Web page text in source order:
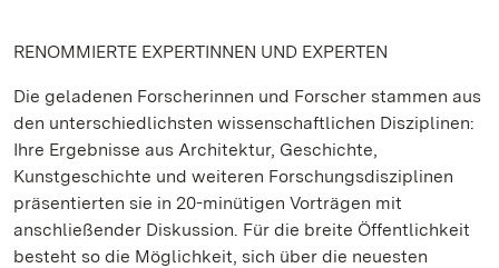
RENOMMIERTE EXPERTINNEN UND EXPERTEN
Die geladenen Forscherinnen und Forscher stammen aus
den unterschiedlichsten wissenschaftlichen Disziplinen:
Ihre Ergebnisse aus Architektur, Geschichte,
Kunstgeschichte und weiteren Forschungsdisziplinen
präsentierten sie in 20-minütigen Vorträgen mit
anschließender Diskussion. Für die breite Öffentlichkeit
besteht so die Möglichkeit, sich über die neuesten